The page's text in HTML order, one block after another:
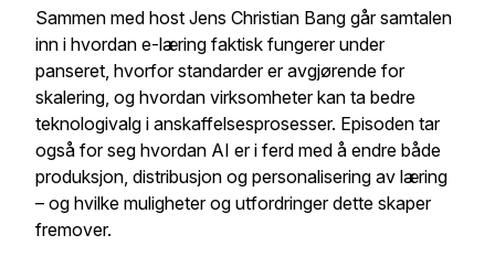
Sammen med host Jens Christian Bang går samtalen
inn i hvordan e-læring faktisk fungerer under
panseret, hvorfor standarder er avgjørende for
skalering, og hvordan virksomheter kan ta bedre
teknologivalg i anskaffelsesprosesser. Episoden tar
også for seg hvordan AI er i ferd med å endre både
produksjon, distribusjon og personalisering av læring
– og hvilke muligheter og utfordringer dette skaper
fremover.